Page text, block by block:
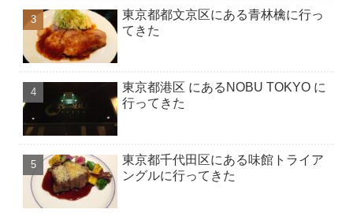
東京都都文京区にある青林檎に行っ
てきた
東京都港区 にあるNOBU TOKYO に
行ってきた
東京都千代田区にある味館トライア
ングルに行ってきた